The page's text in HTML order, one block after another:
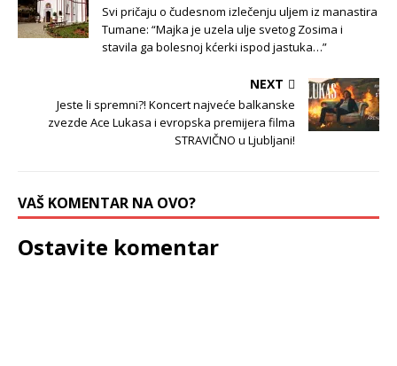
Svi pričaju o čudesnom izlečenju uljem iz manastira
Tumane: “Majka je uzela ulje svetog Zosima i
stavila ga bolesnoj kćerki ispod jastuka…”
NEXT
Jeste li spremni?! Koncert najveće balkanske
zvezde Ace Lukasa i evropska premijera filma
STRAVIČNO u Ljubljani!
VAŠ KOMENTAR NA OVO?
Ostavite komentar